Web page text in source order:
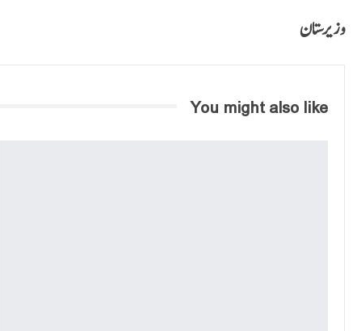
وزیرستان
You might also like